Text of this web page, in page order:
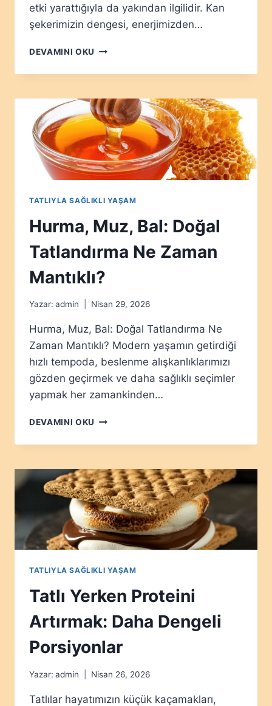
etki yarattığıyla da yakından ilgilidir. Kan
şekerimizin dengesi, enerjimizden…
DEVAMINI OKU GLISEMIK
NEDIR?
SEÇIMINI
NASIL
ETKILER?
TATLIYLA SAĞLIKLI YAŞAM
Hurma, Muz, Bal: Doğal
Tatlandırma Ne Zaman
Mantıklı?
Yazar: admin Nisan 29, 2026
Hurma, Muz, Bal: Doğal Tatlandırma Ne
Zaman Mantıklı? Modern yaşamın getirdiği
hızlı tempoda, beslenme alışkanlıklarımızı
gözden geçirmek ve daha sağlıklı seçimler
yapmak her zamankinden…
DEVAMINI OKU HURMA,
BAL:
TATLANDIRMA
NE
ZAMAN
MANTIKLI?
TATLIYLA SAĞLIKLI YAŞAM
Tatlı Yerken Proteini
Artırmak: Daha Dengeli
Porsiyonlar
Yazar: admin Nisan 26, 2026
Tatlılar hayatımızın küçük kaçamakları,